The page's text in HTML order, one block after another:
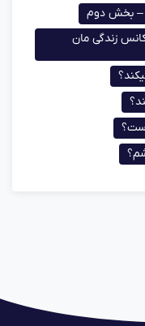
– بخش دوم
زندگی مان